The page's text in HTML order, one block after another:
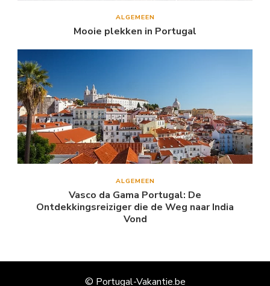
ALGEMEEN
Mooie plekken in Portugal
ALGEMEEN
Vasco da Gama Portugal: De
Ontdekkingsreiziger die de Weg naar India
Vond
© Portugal-Vakantie.be